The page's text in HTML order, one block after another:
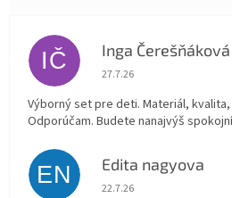
IČ Inga Čerešňáková
Hodnotenie obchodu je
27.7.26
Výborný set pre deti. Materiál,
Odporúčam. Budete nanajvýš
EN Edita nagyova
Hodnotenie obchodu je
22.7.26